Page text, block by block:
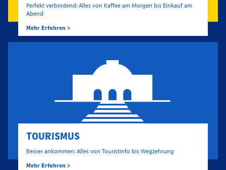
Perfekt verbindend: Alles von Kaffee am Morgen bis Einkauf am
Abend
Mehr Erfahren
TOURISMUS
Besser ankommen: Alles von Touristinfo bis Wegzehrung
Mehr Erfahren